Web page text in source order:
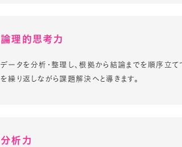
論理的思考力
データを分析・整理し、根拠から結論までを順序立
を繰り返しながら課題解決へと導きます。
分析力